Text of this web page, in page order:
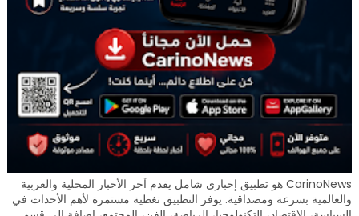
CarinoNews هو تطبيق إخباري شامل يقدم آخر الأخبار المحلية والعربية
والعالمية بسرعة ومصداقية. يوفر التطبيق تغطية مستمرة لأهم الأحداث في